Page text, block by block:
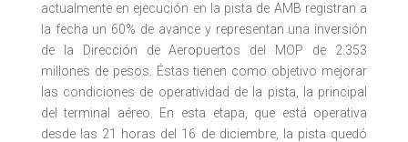
actualmente en ejecución en la pista de AMB registran a
la fecha un 60% de avance y representan una inversión
de la Dirección de Aeropuertos del MOP de 2.353
millones de pesos. Éstas tienen como objetivo mejorar
las condiciones de operatividad de la pista, la principal
del terminal aéreo. En esta etapa, que está operativa
desde las 21 horas del 16 de diciembre, la pista quedó